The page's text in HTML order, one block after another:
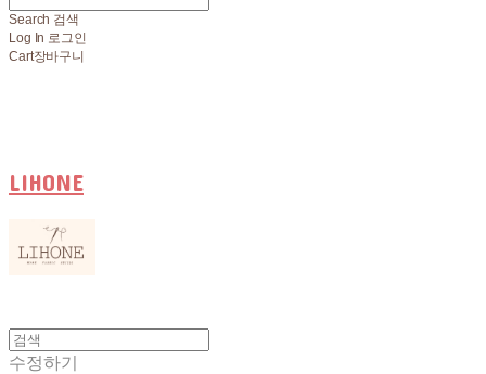
Search 검색
Log In 로그인
Cart장바구니
LIHONE
수정하기